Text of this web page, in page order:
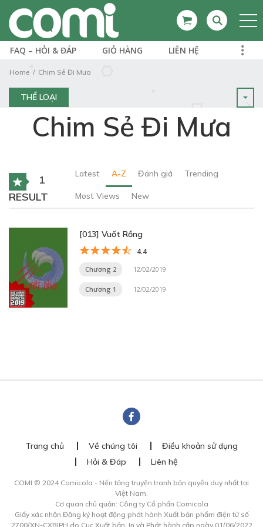
FAQ – HỎI & ĐÁP GIỎ HÀNG LIÊN HỆ
Home Chim Sẻ Đi Mưa
THỂ LOẠI
Chim Sẻ Đi Mưa
1
RESULT
Latest A-Z Đánh giá Trending
Most Views New
[013] Vuốt Rồng
4.4
Chương 2 12/02/2019
Chương 1 12/02/2019
Trang chủ Về chúng tôi
Điều khoản sử dụng
Hỏi & Đáp
Liên hệ
COMI © 2024 Comicola - Nền tảng truyện tranh bản quyền duy nhất tại
Việt Nam.
Cơ quan chủ quản: Công ty Cổ phần Comicola
Giấy xác nhận Đăng ký hoạt động phát hành Xuất bản phẩm điện tử số
2700/XN-CXBIPH do Cục Xuất bản, In và Phát hành cấp ngày 01/06/2022